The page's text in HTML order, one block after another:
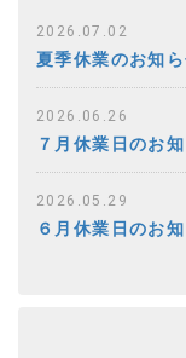
2026.07.02
夏季休業のお知
2026.06.26
７月休業日のお
2026.05.29
６月休業日のお